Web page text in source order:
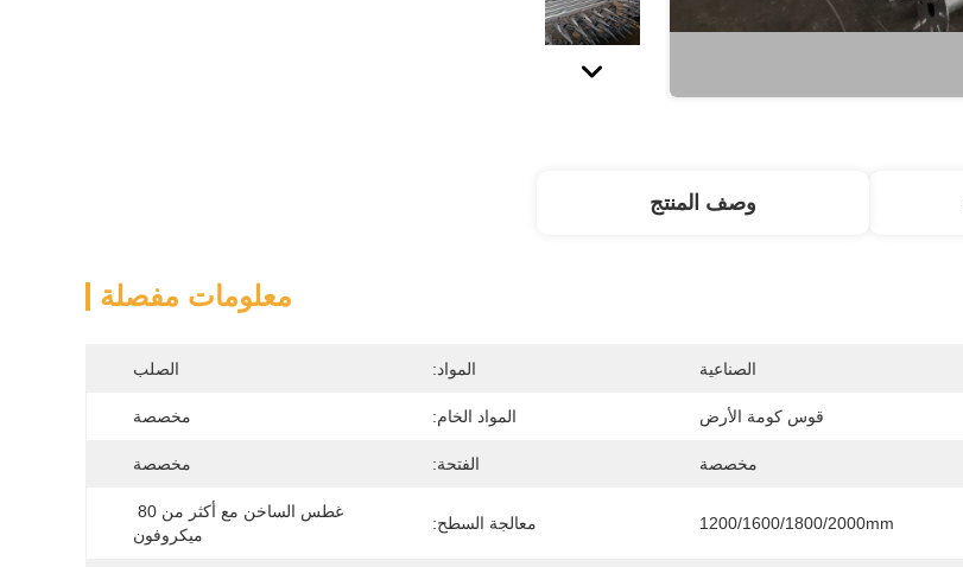
وصف المنتج
معلومات مفصلة
الصناعية المواد: الصلب
قوس كومة الأرض المواد الخام: مخصصة
مخصصة الفتحة: مخصصة
1200/1600/1800/2000mm معالجة السطح:
ميكروفون